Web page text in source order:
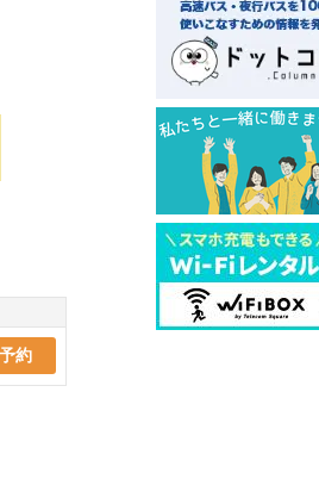
予約